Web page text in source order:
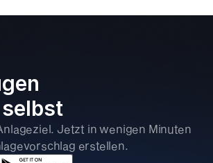
Jetzt in wenigen Minuten
erstellen.